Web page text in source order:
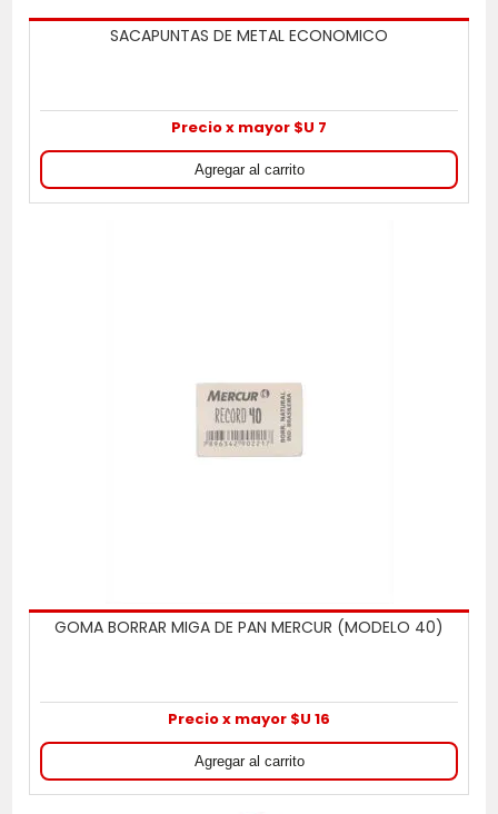
SACAPUNTAS DE METAL ECONOMICO
Precio x mayor $U 7
GOMA BORRAR MIGA DE PAN MERCUR (MODELO 40)
Precio x mayor $U 16